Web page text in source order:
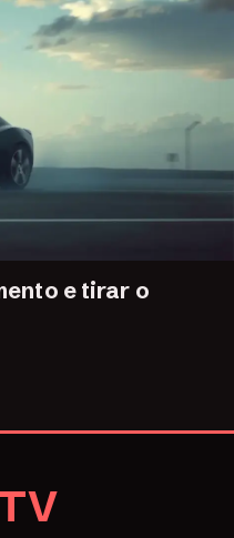
e tirar o